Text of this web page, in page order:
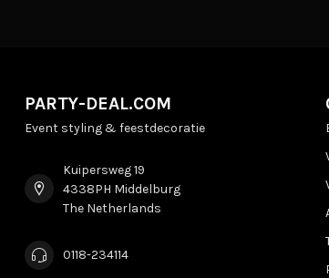
PARTY-DEAL.COM
Event styling & feestdecoratie
Kuipersweg 19
4338PH Middelburg
The Netherlands
0118-234114